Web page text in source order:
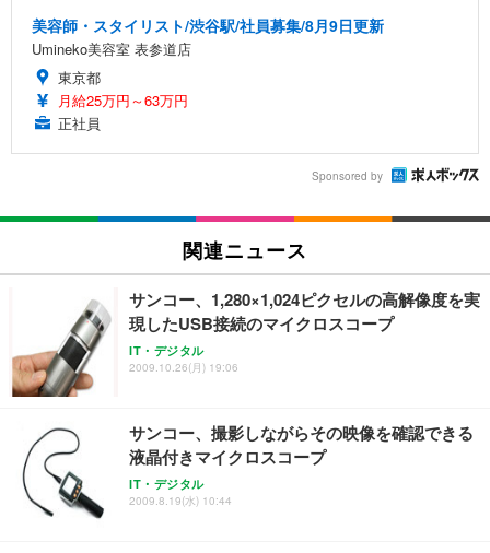
美容師・スタイリスト/渋谷駅/社員募集/8月9日更新
Umineko美容室 表参道店
東京都
月給25万円～63万円
正社員
Sponsored by
関連ニュース
サンコー、1,280×1,024ピクセルの高解像度を実
現したUSB接続のマイクロスコープ
IT・デジタル
2009.10.26(月) 19:06
サンコー、撮影しながらその映像を確認できる
液晶付きマイクロスコープ
IT・デジタル
2009.8.19(水) 10:44